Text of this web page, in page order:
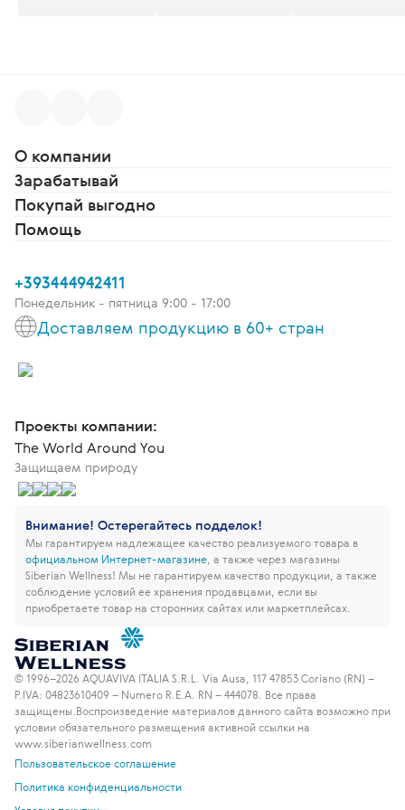
О компании
Зарабатывай
Покупай выгодно
Помощь
+393444942411
Понедельник - пятница 9:00 - 17:00
Доставляем продукцию в 60+ стран
Проекты компании:
The World Around You
Защищаем природу
Внимание! Остерегайтесь подделок!
Мы гарантируем надлежащее качество реализуемого товара в
официальном Интернет-магазине , а также через магазины
Siberian Wellness! Мы не гарантируем качество продукции, а также
соблюдение условий ее хранения продавцами, если вы
приобретаете товар на сторонних сайтах или маркетплейсах.
© 1996–2026 AQUAVIVA ITALIA S.R.L. Via Ausa, 117 47853 Coriano (RN) –
P.IVA: 04823610409 – Numero R.E.A. RN – 444078. Все права
защищены. Воспроизведение материалов данного сайта возможно при
условии обязательного размещения активной ссылки на
www.siberianwellness.com
Пользовательское соглашение
Политика конфиденциальности